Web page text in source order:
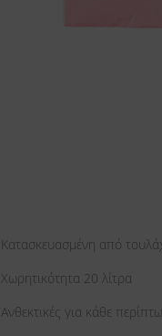
Κατασκευασμένη από
Χωρητικότητα 20 λίτρα
Ανθεκτικές για κάθε